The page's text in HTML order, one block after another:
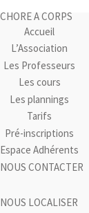
CHORE A CORPS
Accueil
L’Association
Les Professeurs
Les cours
Les plannings
Tarifs
Pré-inscriptions
Espace Adhérents
NOUS CONTACTER
NOUS LOCALISER